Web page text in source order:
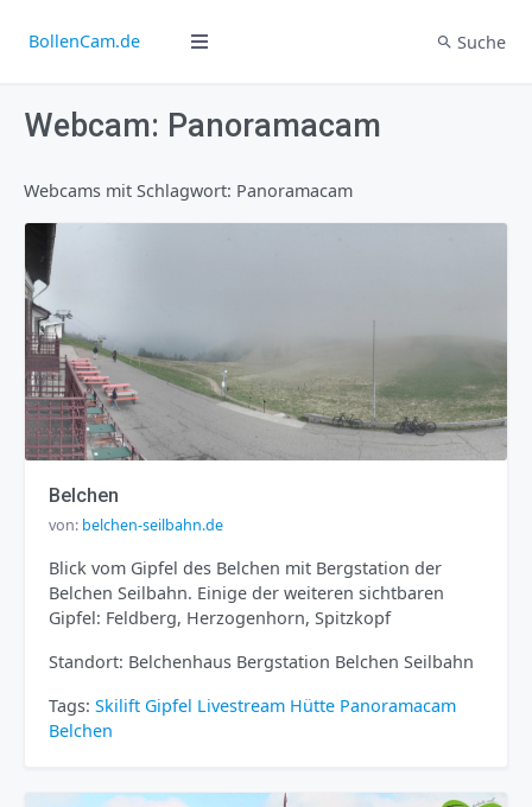
BollenCam.de Suche
Webcam: Panoramacam
Webcams mit Schlagwort: Panoramacam
Belchen
von: belchen-seilbahn.de
Blick vom Gipfel des Belchen mit Bergstation der
Belchen Seilbahn. Einige der weiteren sichtbaren
Gipfel: Feldberg, Herzogenhorn, Spitzkopf
Standort: Belchenhaus Bergstation Belchen Seilbahn
Tags: Skilift Gipfel Livestream Hütte Panoramacam
Belchen